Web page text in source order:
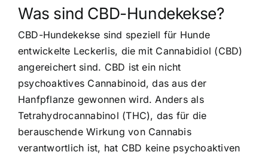
Was sind CBD-Hundekekse?
CBD-Hundekekse sind speziell für Hunde
entwickelte Leckerlis, die mit Cannabidiol (CBD)
angereichert sind. CBD ist ein nicht
psychoaktives Cannabinoid, das aus der
Hanfpflanze gewonnen wird. Anders als
Tetrahydrocannabinol (THC), das für die
berauschende Wirkung von Cannabis
verantwortlich ist, hat CBD keine psychoaktiven